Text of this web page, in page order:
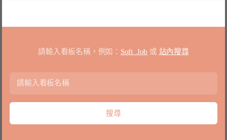
請輸入看板名稱，例如： Soft_Job 或 站內搜尋